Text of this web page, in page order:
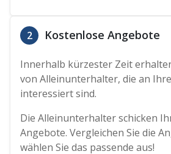
2 Kostenlose Angebote
Innerhalb kürzester Zeit
von Alleinunterhalter, die an
interessiert sind.
Die Alleinunterhalter schicken
Angebote. Vergleichen Sie die
wählen Sie das passende aus!